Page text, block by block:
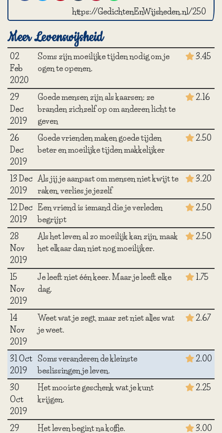
https://GedichtenEnWijsheden.nl/250
Meer Levenswijsheid
02
Feb
2020
Soms zijn moeilijke tijden nodig om je
ogen te openen.
3.45
29
Dec
2019
Goede mensen zijn als kaarsen: ze
branden zichzelf op om anderen licht te
geven
2.16
26
Dec
2019
Goede vrienden maken goede tijden
beter en moeilijke tijden makkelijker
2.50
13 Dec
2019
Als jij je aanpast om mensen niet kwijt te
raken, verlies je jezelf
3.20
12 Dec
2019
Een vriend is iemand die je verleden
begrijpt
2.50
28
Nov
2019
Als het leven al zo moeilijk kan zijn, maak
het elkaar dan niet nog moeilijker.
2.50
15
Nov
2019
Je leeft niet één keer. Maar je leeft elke
dag.
1.75
14
Nov
2019
Weet wat je zegt, maar zet niet alles wat
je weet.
2.67
31 Oct
2019
Soms veranderen de kleinste
beslissingen je leven.
2.00
30
Oct
2019
Het mooiste geschenk wat je kunt
krijgen.
2.25
29
Het leven begint na koffie. 3.00